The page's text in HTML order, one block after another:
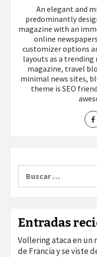
An elegant and
predominantly
magazine with an
online
customizer options
layouts as a
magazine, travel
minimal news sites,
theme is SEO
Entradas
Vollering ataca en un
de Francia y se viste